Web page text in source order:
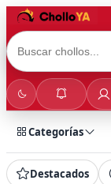
Categorías
Destacados